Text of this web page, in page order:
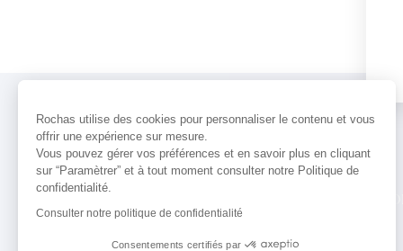
Rochas utilise des cookies pour personnaliser le contenu et vous
offrir une expérience sur mesure.
Vous pouvez gérer vos préférences et en savoir plus en cliquant
sur “Paramètrer” et à tout moment consulter notre Politique de
confidentialité.
Consulter notre politique de confidentialité
Consentements certifiés par